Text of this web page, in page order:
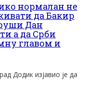
нормалан не
да Бакир
Дан
а да Срби
главом и
Додик изјавио је да